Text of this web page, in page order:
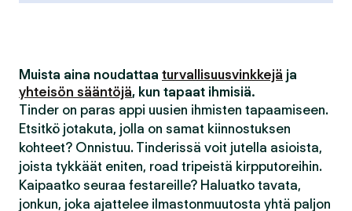
Muista aina noudattaa turvallisuusvinkkejä ja
yhteisön sääntöjä, kun tapaat ihmisiä.
Tinder on paras appi uusien ihmisten tapaamiseen.
Etsitkö jotakuta, jolla on samat kiinnostuksen
kohteet? Onnistuu. Tinderissä voit jutella asioista,
joista tykkäät eniten, road tripeistä kirpputoreihin.
Kaipaatko seuraa festareille? Haluatko tavata,
jonkun, joka ajattelee ilmastonmuutosta yhtä paljon